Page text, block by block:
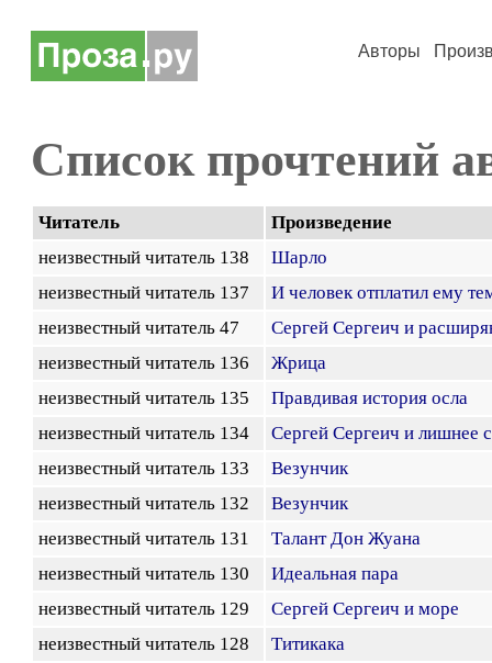
Авторы
Список прочтений
Читатель
Произведение
неизвестный читатель 138
Шарло
неизвестный читатель 137
И человек отплатил ему
неизвестный читатель 47
Сергей Сергеич и
неизвестный читатель 136
Жрица
неизвестный читатель 135
Правдивая история осла
неизвестный читатель 134
Сергей Сергеич и лишнее
неизвестный читатель 133
Везунчик
неизвестный читатель 132
Везунчик
неизвестный читатель 131
Талант Дон Жуана
неизвестный читатель 130
Идеальная пара
неизвестный читатель 129
Сергей Сергеич и море
неизвестный читатель 128
Титикака